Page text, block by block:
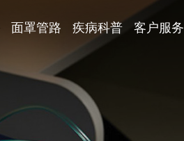
面罩管路 疾病科普 客户服务
万曼标配管路